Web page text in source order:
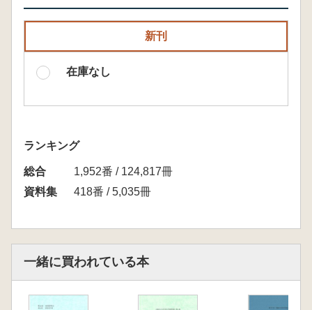
新刊
在庫なし
ランキング
総合
1,952番 / 124,817冊
資料集
418番 / 5,035冊
一緒に買われている本